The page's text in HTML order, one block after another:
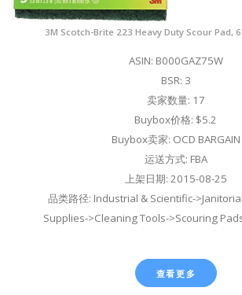
3M Scotch-Brite 223 Heavy Duty Scour Pad,
ASIN: B000GAZ75W
BSR: 3
卖家数量: 17
Buybox价格: $5.2
Buybox卖家: OCD BARGAIN
运送方式: FBA
上架日期: 2015-08-25
品类路径: Industrial & Scientific-
Supplies->Cleaning Tools->Scouring
查看更多